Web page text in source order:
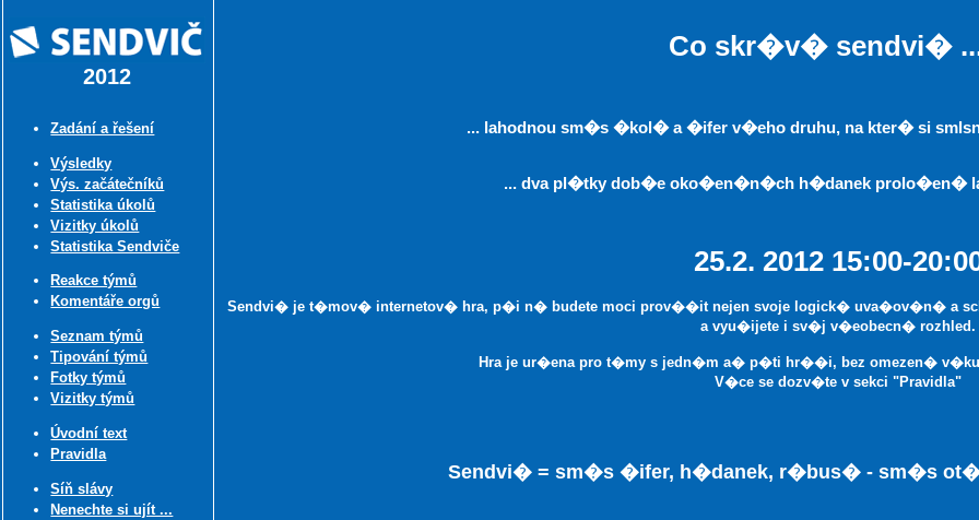
2012
Zadání a řešení
Výsledky
Výs. začátečníků
Statistika úkolů
Vizitky úkolů
Statistika Sendviče
Reakce týmů
Komentáře orgů
Seznam týmů
Tipování týmů
Fotky týmů
Vizitky týmů
Úvodní text
Pravidla
Síň slávy
Nenechte si ujít ...
Co skr�v� sendvi�
... lahodnou sm�s �kol� a �ifer v�eho druhu, na kter� si
... dva pl�tky dob�e oko�en�n�ch h�danek prolo�en�
25.2. 2012 15:00-
Sendvi� je t�mov� internetov� hra, p�i n� budete moci prov��it nejen svoje logick� uva�ov�n� a
a vyu�ijete i sv�j v�eobecn� rozhled.
Hra je ur�ena pro t�my s jedn�m a� p�ti hr��i, bez omezen�
V�ce se dozv�te v sekci "Pravidla"
Sendvi� = sm�s �ifer, h�danek, r�bus� - sm�s